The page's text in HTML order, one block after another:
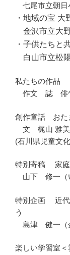
七尾市立朝日
・地域の宝 大
金沢市立大
・子供たちと
白山市立松
私たちの作品
作文 誌 俳
創作童話 おた
文 梶山 雅美
(石川県児童文
特別寄稿 家庭
山下 修一
特別企画 近代
う
島津 健一
楽しい学習室